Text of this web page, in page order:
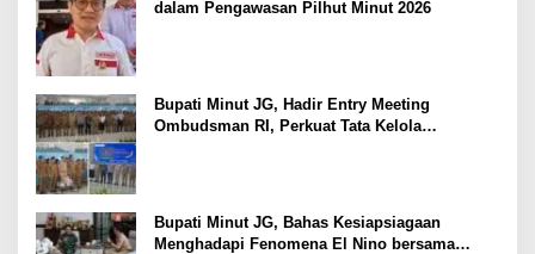
dalam Pengawasan Pilhut Minut 2026
Bupati Minut JG, Hadir Entry Meeting
Ombudsman RI, Perkuat Tata Kelola
Bupati Minut JG, Bahas Kesiapsiagaan
Menghadapi Fenomena El Nino bersama